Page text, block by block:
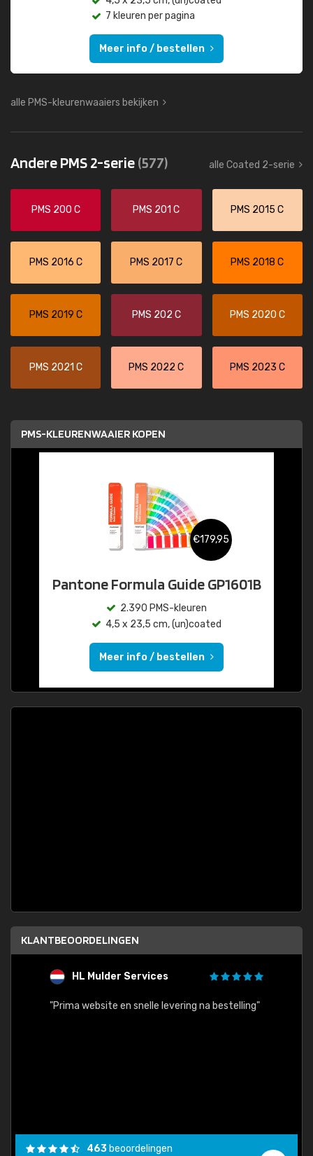
7 kleuren per pagina
Meer info / bestellen
alle PMS-kleurenwaaiers bekijken
Andere PMS 2-serie(577) alle Coated 2-serie
PMS 200 C PMS 201 C PMS 2015 C
PMS 2016 C PMS 2017 C PMS 2018 C
PMS 2019 C PMS 202 C PMS 2020 C
PMS 2021 C PMS 2022 C PMS 2023 C
PMS-KLEURENWAAIER KOPEN
€179,95
Pantone Formula Guide GP1601B
2.390 PMS-kleuren
4,5 x 23,5 cm, (un)coated
Meer info / bestellen
KLANTBEOORDELINGEN
HL Mulder Services
"Prima website en snelle levering na bestelling"
463 beoordelingen